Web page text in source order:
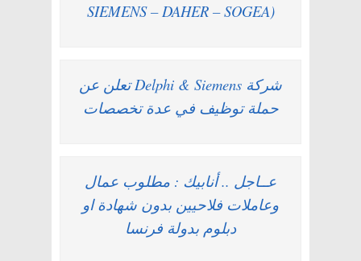
SIEMENS – DAHER – SOGEA)
شركة Delphi & Siemens تعلن عن
حملة توظيف في عدة تخصصات
عــاجل .. أنابيك : مطلوب عمال
وعاملات فلاحيين بدون شهادة او
دبلوم بدولة فرنسا